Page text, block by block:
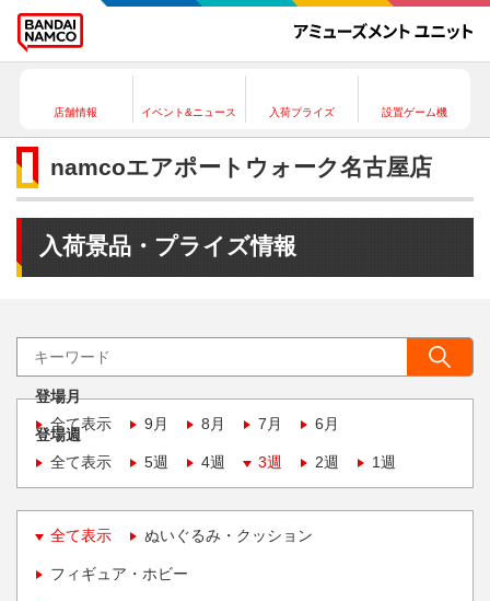
店舗情報 イベント&ニュース 入荷プライズ 設置ゲーム機
namcoエアポートウォーク名古屋店
入荷景品・プライズ情報
登場月
全て表示
9月 8月 7月 6月
登場週
全て表示
5週 4週 3週 2週 1週
全て表示 ぬいぐるみ・クッション
フィギュア・ホビー